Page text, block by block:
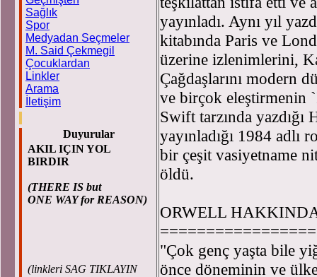
Sağlık
Spor
Medyadan Seçmeler
M. Said Çekmegil
Çocuklardan
Linkler
Arama
İletişim
Duyurular
AKIL IÇIN YOL
BIRDIR
(THERE IS but
ONE WAY for REASON)
(linkleri SAG TIKLAYIN
yayınladı. Aynı yıl
kitabında Paris ve
üzerine izlenimlerini,
Çağdaşlarını modern
ve birçok eleştirmenin
Swift tarzında
yayınladığı 1984 adlı
bir çeşit vasiyetname
öldü.
ORWELL
"Çok genç yaşta bile
önce döneminin ve